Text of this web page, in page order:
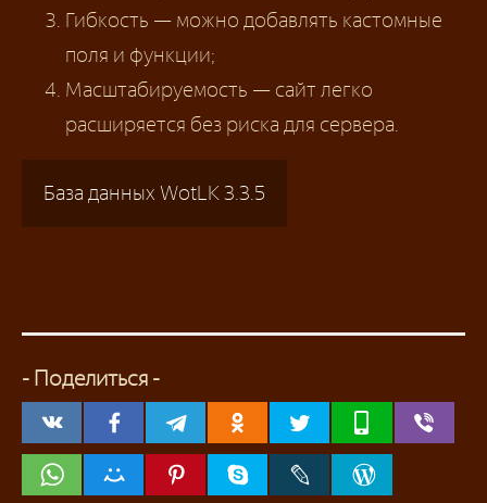
Гибкость — можно добавлять кастомные
поля и функции;
Масштабируемость — сайт легко
расширяется без риска для сервера.
База данных WotLK 3.3.5
- Поделиться -